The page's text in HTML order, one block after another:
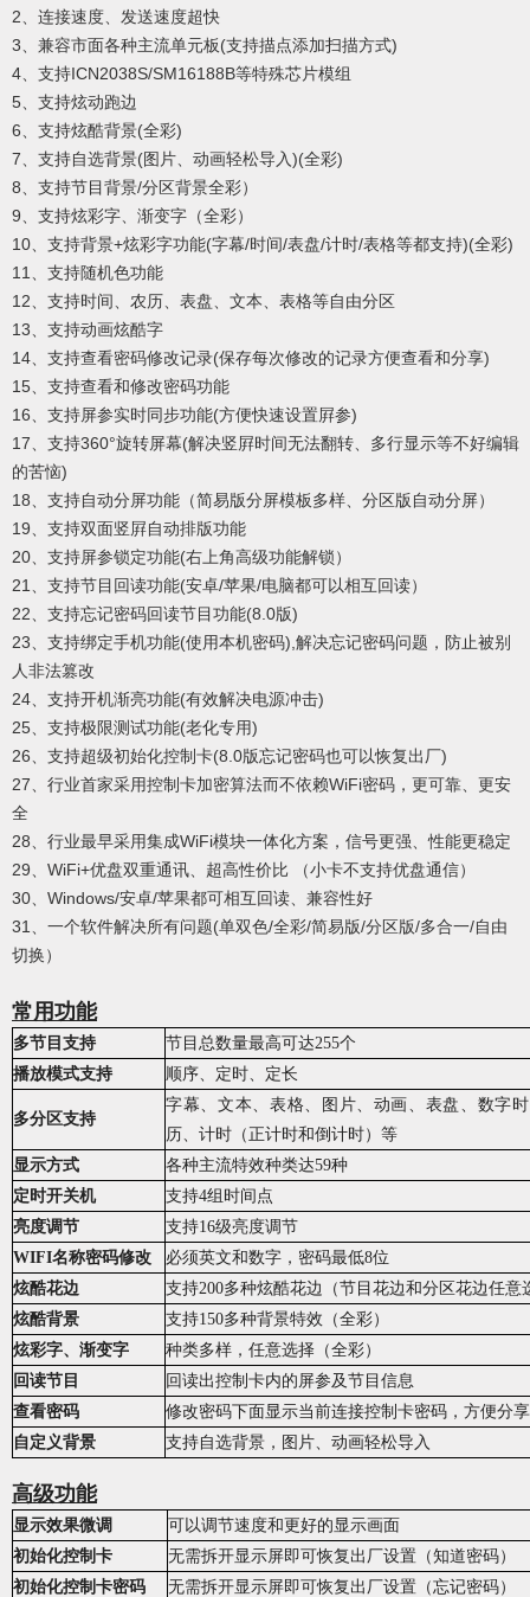
2、连接速度、发送速度超快
3、兼容市面各种主流单元板(支持描点添加扫描方式)
4、支持ICN2038S/SM16188B等特殊芯片模组
5、支持炫动跑边
6、支持炫酷背景(全彩)
7、支持自选背景(图片、动画轻松导入)(全彩)
8、支持节目背景/分区背景全彩）
9、支持炫彩字、渐变字（全彩）
10、支持背景+炫彩字功能(字幕/时间/表盘/计时/表格等都支持)(全彩)
11、支持随机色功能
12、支持时间、农历、表盘、文本、表格等自由分区
13、支持动画炫酷字
14、支持查看密码修改记录(保存每次修改的记录方便查看和分享)
15、支持查看和修改密码功能
16、支持屏参实时同步功能(方便快速设置屛参)
17、支持360°旋转屏幕(解决竖屛时间无法翻转、多行显示等不好编辑
的苦恼)
18、支持自动分屏功能（简易版分屏模板多样、分区版自动分屏）
19、支持双面竖屛自动排版功能
20、支持屏参锁定功能(右上角高级功能解锁）
21、支持节目回读功能(安卓/苹果/电脑都可以相互回读）
22、支持忘记密码回读节目功能(8.0版)
23、支持绑定手机功能(使用本机密码),解决忘记密码问题，防止被别
人非法篡改
24、支持开机渐亮功能(有效解决电源冲击)
25、支持极限测试功能(老化专用)
26、支持超级初始化控制卡(8.0版忘记密码也可以恢复出厂)
27、行业首家采用控制卡加密算法而不依赖WiFi密码，更可靠、更安
全
28、行业最早采用集成WiFi模块一体化方案，信号更强、性能更稳定
29、WiFi+优盘双重通讯、超高性价比 （小卡不支持优盘通信）
30、Windows/安卓/苹果都可相互回读、兼容性好
31、一个软件解决所有问题(单双色/全彩/简易版/分区版/多合一/自由
切换）
常用功能
多节目支持
节目总数量最高可达255个
播放模式支持
顺序、定时、定长
多分区支持
字幕、文本、表格、图片、动画、表盘、数字
历、计时 （正计时和倒计时） 等
显示方式
各种主流特效种类达59种
定时开关机
支持4组时间点
亮度调节
支持16级亮度调节
WIFI名称密码修改
必须英文和数字，密码最低8位
炫酷花边
支持200多种炫酷花边 （节目花边和分区花边任意
炫酷背景
支持150多种背景特效（全彩）
炫彩字、渐变字
种类多样，任意选择（全彩）
回读节目
回读出控制卡内的屏参及节目信息
查看密码
修改密码下面显示当前连接控制卡密码，方便分享
自定义背景
支持自选背景，图片、动画轻松导入
高级功能
显示效果微调
可以调节速度和更好的显示画面
初始化控制卡
无需拆开显示屏即可恢复出厂设置（知道密码）
初始化控制卡密码
无需拆开显示屏即可恢复出厂设置（忘记密码）